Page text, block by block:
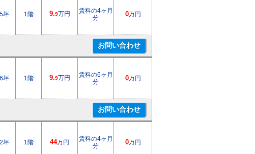
坪 1階 9.9万円
賃料の4ヶ月
分
0万円
坪 1階 9.9万円
賃料の6ヶ月
分
0万円
坪 1階 44万円
賃料の4ヶ月
分
0万円